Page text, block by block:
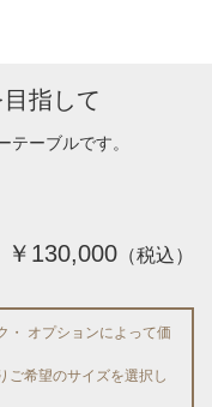
指して
ーブルです。
￥130,000 （税込）
・ オプションによって価
ご希望のサイズを選択し